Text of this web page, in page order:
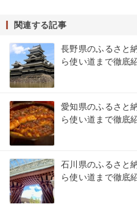
関連する記事
長野県のふるさと
ら使い道まで徹底
愛知県のふるさと
ら使い道まで徹底
石川県のふるさと
ら使い道まで徹底